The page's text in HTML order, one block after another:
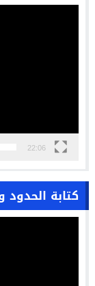
مشغل
22:06
كتابة
مشغل